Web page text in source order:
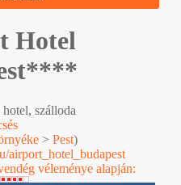
Hotel
szálloda
> Pest)
airport_hotel_budapest
véleménye alapján: